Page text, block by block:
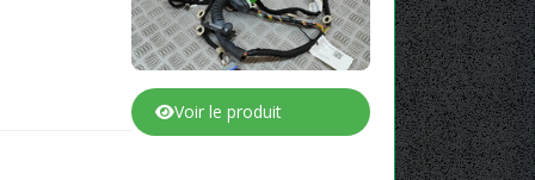
Voir le produit